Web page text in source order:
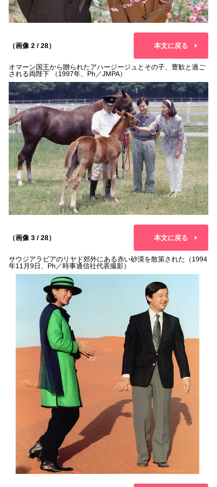
（画像 2 / 28） 本文に戻る
オマーン国王から贈られたアハージージュとその子、豊歓と過ご
される両陛下 （1997年、Ph／JMPA）
（画像 3 / 28） 本文に戻る
サウジアラビアのリヤド郊外にある赤い砂漠を散策された（1994
年11月9日、Ph／時事通信社代表撮影）